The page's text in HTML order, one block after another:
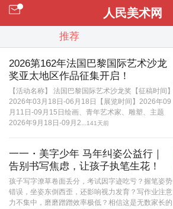
人民美术网
推荐
2026第162年法国巴黎国际艺术沙龙
奖亚太地区作品征集开启！
【活动名称】 法国巴黎国际艺术沙龙奖【征稿时间】
2026年03月18日-06月18日【展览时间】2026年09
月11日-09月15日绘画、青年艺术家、雕塑、主题
2026年9月18日-09月2...141天前
一一・美字少年 马年纠姿公益行｜
告别书写焦虑，让孩子执笔生花！
孩子写字潦草卷面丢分，考试因字迹吃亏？握笔姿势
错误，坐姿东倒西歪，还影响视力发育？写作业注意
力不集中，磨磨蹭蹭效率极低？相信这是无数家长的